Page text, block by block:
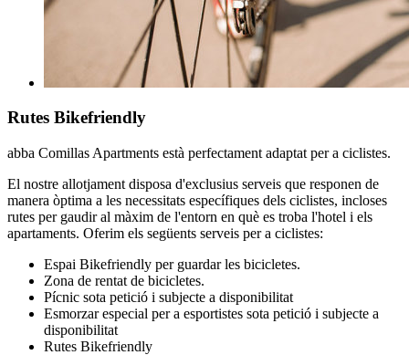
Rutes Bikefriendly
abba Comillas Apartments està perfectament adaptat per a ciclistes.
El nostre allotjament disposa d'exclusius serveis que responen de
manera òptima a les necessitats específiques dels ciclistes, incloses
rutes per gaudir al màxim de l'entorn en què es troba l'hotel i els
apartaments. Oferim els següents serveis per a ciclistes:
Espai Bikefriendly per guardar les bicicletes.
Zona de rentat de bicicletes.
Pícnic sota petició i subjecte a disponibilitat
Esmorzar especial per a esportistes sota petició i subjecte a
disponibilitat
Rutes Bikefriendly